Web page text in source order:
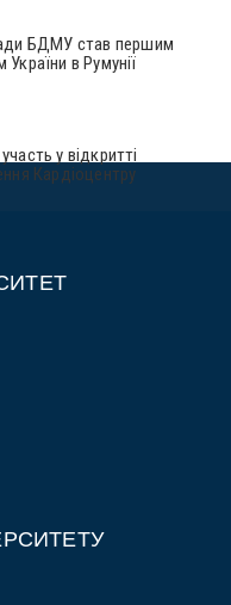
БДМУ став першим
в Румунії
у відкритті
Кардіоцентру